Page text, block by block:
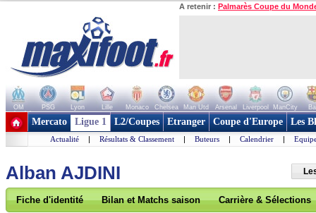
A retenir : Palmarès Coupe du
OM PSG Lyon Lille Monaco Chelsea Man Utd Arsenal Liverpool ManCity
+ de clubs
Mercato Ligue 1 L2/Coupes Etranger Coupe d'Europe Les
Actualité | Résultats & Classement | Buteurs | Calendrier |
Alban AJDINI
Fiche d'identité Bilan et Matchs saison Carrière & Sélections